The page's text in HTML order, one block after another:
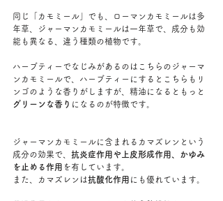
同じ「カモミール」でも、ローマンカモミールは多
年草、ジャーマンカモミールは一年草で、成分も効
能も異なる、違う種類の植物です。
ハーブティーでなじみがあるのはこちらのジャーマ
ンカモミールで、ハーブティーにするとこちらもリ
ンゴのような香りがしますが、精油になるともっと
グリーンな香り になるのが特徴です。
ジャーマンカモミールに含まれるカマズレンという
成分の効果で、 抗炎症作用や上皮形成作用、かゆみ
を止める作用 を有しています。
また、カマズレンは抗酸化作用 にも優れています。